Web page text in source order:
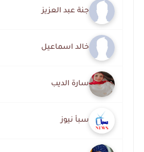
جنة عبد العزيز
خالد اسماعيل
سارة الديب
سبأ نيوز